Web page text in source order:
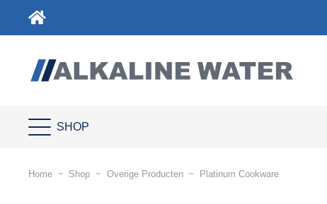
SHOP
Home ~ Shop ~ Overige Producten ~ Platinum Cookware